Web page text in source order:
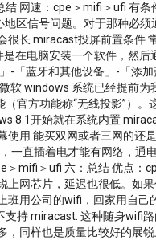
网速：cpe＞mifi＞ufi 有
区信号问题。对于那种必
长 miracast投屏前置条件
在电脑安装一个软件，然
「蓝牙和其他设备」-「添
windows 系统已经提前
官方功能称“无线投影”）
8.1开始就在系统内置
用 能买双网或者三网的
直插着电才能有网络，
mifi＞ufi 六：总结 优点
网芯片，延迟也很低。
用公司的wifi，回家用自
持 miracast. 这种随身wifi
同样也是质量比较好的展